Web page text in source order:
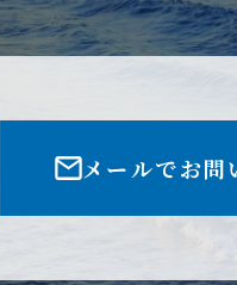
メールでお問